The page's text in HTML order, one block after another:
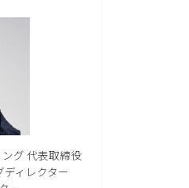
グ 代表取締役
ィレクター